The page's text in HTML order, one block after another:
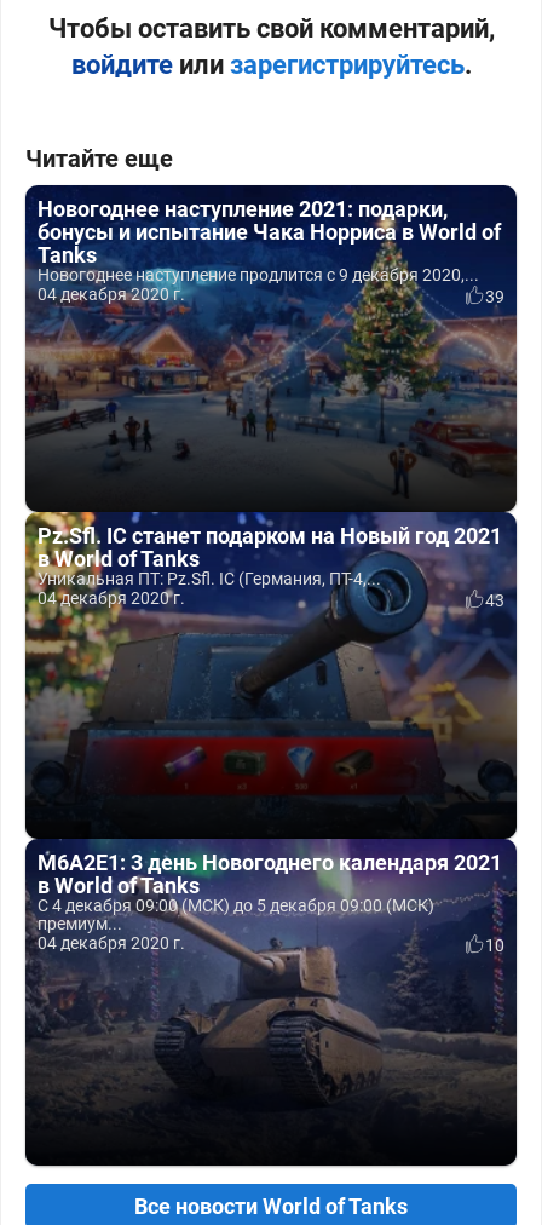
Чтобы оставить свой комментарий,
войдитеили зарегистрируйтесь.
Читайте еще
Новогоднее наступление 2021: подарки,
бонусы и испытание Чака Норриса в World of
Tanks
Новогоднее наступление продлится с 9 декабря 2020,...
04 декабря 2020 г.
39
Pz.Sfl. IC станет подарком на Новый год 2021
в World of Tanks
Уникальная ПТ: Pz.Sfl. IC (Германия, ПТ-4,...
04 декабря 2020 г.
43
M6A2E1: 3 день Новогоднего календаря 2021
в World of Tanks
С 4 декабря 09:00 (МСК) до 5 декабря 09:00 (МСК)
премиум...
04 декабря 2020 г.
10
Все новости World of Tanks